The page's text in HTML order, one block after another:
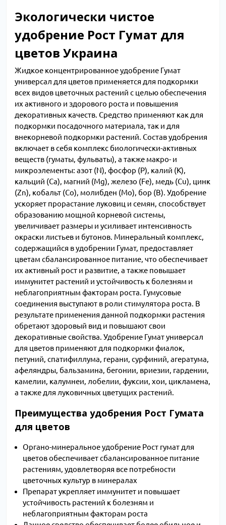
Экологически чистое
удобрение Рост Гумат для
цветов Украина
Жидкое концентрированное удобрение Гумат
универсал для цветов применяется для подкормки
всех видов цветочных растений с целью обеспечения
их активного и здорового роста и повышения
декоративных качеств. Средство применяют как для
подкормки посадочного материала, так и для
внекорневой подкормки растений. Состав удобрения
включает в себя комплекс биологически-активных
веществ (гуматы, фульваты), а также макро- и
микроэлементы: азот (N), фосфор (P), калий (K),
кальций (Ca), магний (Mg), железо (Fe), медь (Cu), цинк
(Zn), кобальт (Co), молибден (Mo), бор (B). Удобрение
ускоряет прорастание луковиц и семян, способствует
образованию мощной корневой системы,
увеличивает размеры и усиливает интенсивность
окраски листьев и бутонов. Минеральный комплекс,
содержащийся в удобрении Гумат, предоставляет
цветам сбалансированное питание, что обеспечивает
их активный рост и развитие, а также повышает
иммунитет растений и устойчивость к болезням и
неблагоприятным факторам роста. Гумусовые
соединения выступают в роли стимулятора роста. В
результате применения данной подкормки растения
обретают здоровый вид и повышают свои
декоративные свойства. Удобрение Гумат универсал
для цветов применяют для подкормки фиалок,
петуний, спатифиллума, герани, сурфиний, агератума,
афеляндры, бальзамина, бегонии, вриезии, гардении,
камелии, калумнеи, лобелии, фуксии, хои, цикламена,
а также для луковичных цветущих растений.
Преимущества удобрения Рост Гумата
для цветов
Органо-минеральное удобрение Рост гумат для
цветов обеспечивает сбалансированное питание
растениям, удовлетворяя все потребности
цветочных культур в минералах
Препарат укрепляет иммунитет и повышает
устойчивость растений к болезням и
неблагоприятным факторам роста